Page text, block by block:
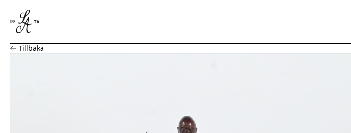
Parti, Buddha, mask, träskål mm
Tillbaka